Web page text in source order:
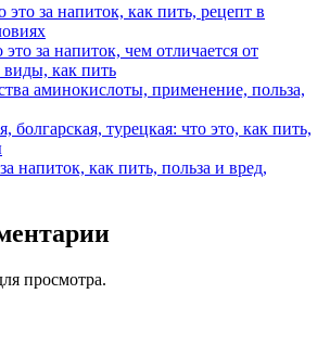
это за напиток, как пить, рецепт в
за напиток, чем отличается от
виды, как пить
аминокислоты, применение, польза,
болгарская, турецкая: что это, как пить,
напиток, как пить, польза и вред,
просмотра.